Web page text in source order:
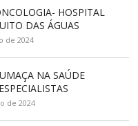
HOSPITAL
DAS ÁGUAS
de 2024
NA SAÚDE
de 2024